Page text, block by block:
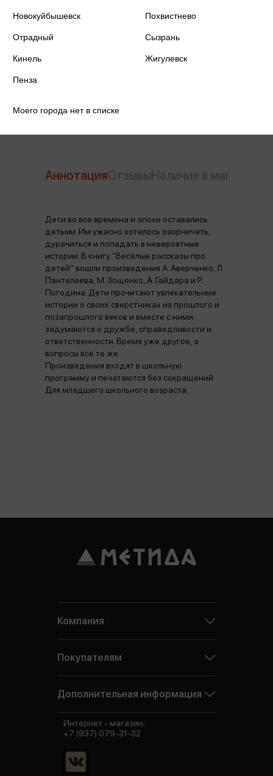
Издательство
Год издания
Аннотация
Дети во все времена и эпохи оставались
детьми. Им ужасно хотелось озорничать,
дурачиться и попадать в невероятные
истории. В книгу "Весёлые рассказы про
детей" вошли произведения А. Аверченко, Л.
Пантелеева, М. Зощенко, А. Гайдара и Р.
Погодина. Дети прочитают увлекательные
истории о своих сверстниках из прошлого и
позапрошлого веков и вместе с ними
задумаются о дружбе, справедливости и
ответственности. Время уже другое, а
вопросы всё те же.
Произведения входят в школьную
программу и печатаются без сокращений.
Для младшего школьного возраста.
Новокуйбышевск Похвистнево
Отрадный Сызрань
Кинель Жигулевск
Пенза
Моего города нет в списке
Компания
Покупателям
Дополнительная информация
Интернет - магазин:
+7 (937) 079-31-32